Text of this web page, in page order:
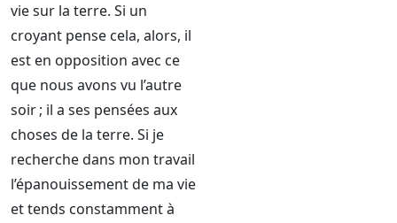
vie sur la terre. Si un
croyant pense cela, alors, il
est en opposition avec ce
que nous avons vu l’autre
soir ; il a ses pensées aux
choses de la terre. Si je
recherche dans mon travail
l’épanouissement de ma vie
et tends constamment à